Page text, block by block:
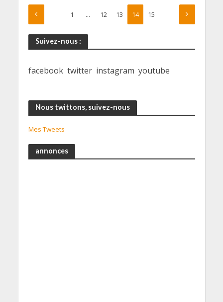
1 … 12 13 14 15
Suivez-nous :
facebook twitter instagram youtube
Nous twittons, suivez-nous
Mes Tweets
annonces